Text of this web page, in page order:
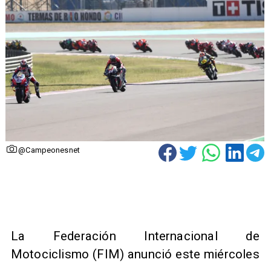
@Campeonesnet
La Federación Internacional de
Motociclismo (FIM) anunció este miércoles